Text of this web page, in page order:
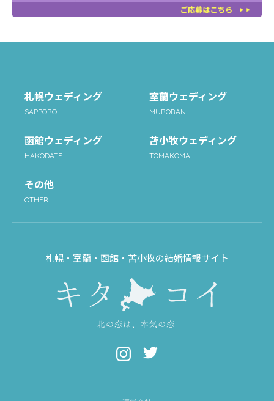
札幌ウェディング
SAPPORO
室蘭ウェディング
MURORAN
函館ウェディング
HAKODATE
苫小牧ウェディング
TOMAKOMAI
その他
OTHER
札幌・室蘭・函館・苫小牧の結婚情報サイト